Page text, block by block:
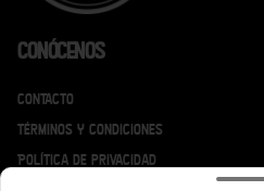
Conócenos
Contacto
Términos y condiciones
Política de privacidad